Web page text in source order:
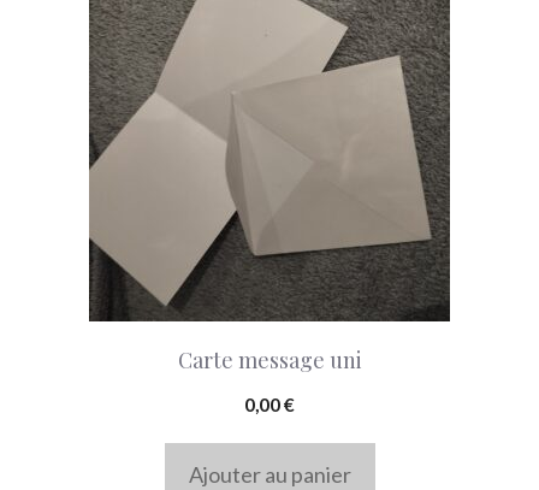
produit
Carte message uni
0,00€
Ajouter au panier